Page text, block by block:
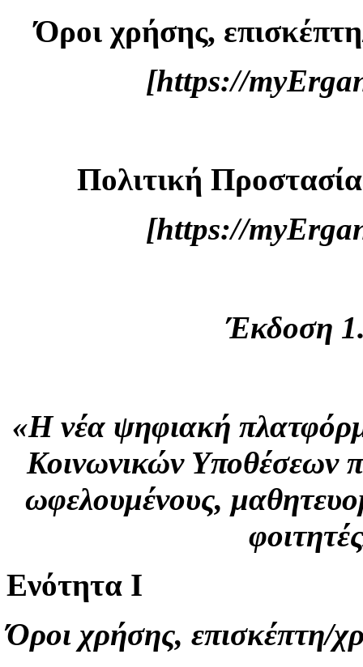
Όροι χρήσης,
[https://
Πολιτική
[https://
Έκδοση
«H νέα ψηφιακή
Κοινωνικών Υποθέσεων
ωφελουμένους,
Ενότητα Ι
Όροι χρήσης, επισκέπτη/